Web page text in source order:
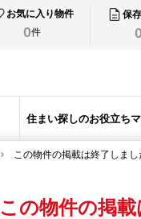
お気に入り物件
0件
保
0
住まい探しのお役立ち
この物件の掲載は終了しまし
この物件の掲